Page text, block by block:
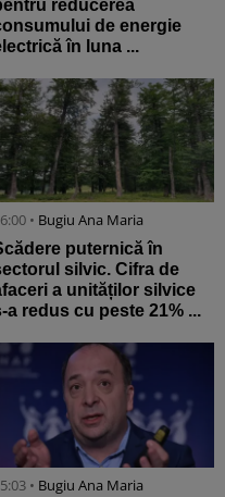
reducerea
de energie
în luna ...
• Bugiu ⁠Ana Maria
puternică în
silvic. Cifra de
a unităților silvice
a redus cu peste 21% ...
• Bugiu ⁠Ana Maria